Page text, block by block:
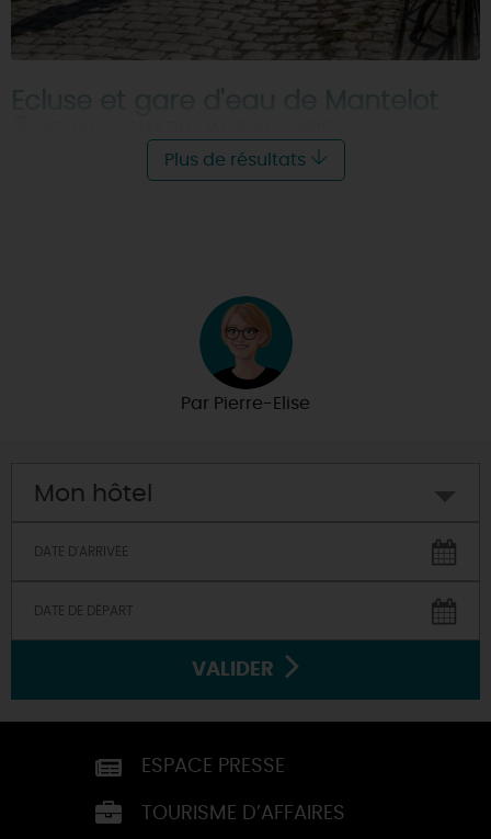
Plus de résultats
Par Pierre-Elise
Mon hôtel
VALIDER
ESPACE PRESSE
TOURISME D’AFFAIRES